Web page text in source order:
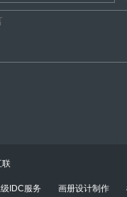
联
IDC服务 画册设计制作